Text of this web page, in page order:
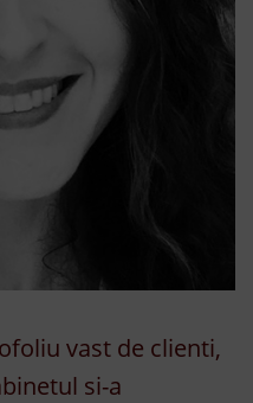
vast de clienti,
si-a